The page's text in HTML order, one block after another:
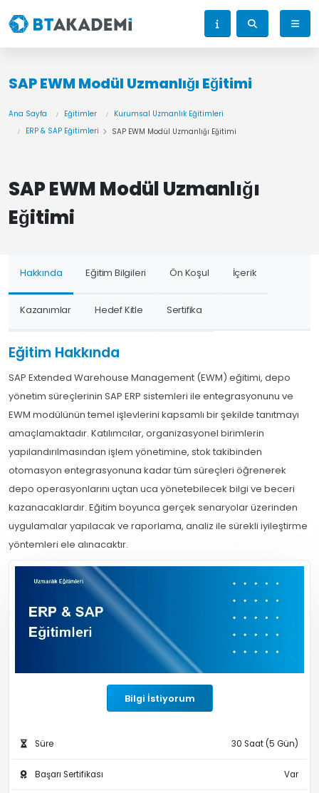
SAP EWM Modül Uzmanlığı Eğitimi
Ana Sayfa Eğitimler
Kurumsal Uzmanlık Eğitimleri
ERP & SAP Eğitimleri
SAP EWM Modül Uzmanlığı Eğitimi
SAP EWM Modül Uzmanlığı
Eğitimi
Hakkında Eğitim Bilgileri Ön Koşul İçerik
Kazanımlar Hedef Kitle Sertifika
Eğitim Hakkında
SAP Extended Warehouse Management (EWM) eğitimi, depo
yönetim süreçlerinin SAP ERP sistemleri ile entegrasyonunu ve
EWM modülünün temel işlevlerini kapsamlı bir şekilde tanıtmayı
amaçlamaktadır. Katılımcılar, organizasyonel birimlerin
yapılandırılmasından işlem yönetimine, stok takibinden
otomasyon entegrasyonuna kadar tüm süreçleri öğrenerek
depo operasyonlarını uçtan uca yönetebilecek bilgi ve beceri
kazanacaklardır. Eğitim boyunca gerçek senaryolar üzerinden
uygulamalar yapılacak ve raporlama, analiz ile sürekli iyileştirme
yöntemleri ele alınacaktır.
Bilgi İstiyorum
Süre 30 Saat (5 Gün)
Başarı Sertifikası Var